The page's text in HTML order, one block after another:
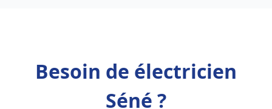
Besoin de électricien
Séné ?